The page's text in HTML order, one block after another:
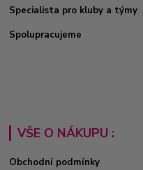
Specialista pro kluby a týmy
Spolupracujeme
VŠE O NÁKUPU :
Obchodní podmínky